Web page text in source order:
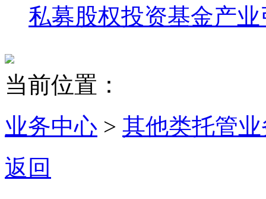
私募股权投资基金产
当前位置：
业务中心 > 其他类托管
返回